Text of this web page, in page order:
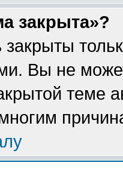
закрыта»?
Вы не
теме